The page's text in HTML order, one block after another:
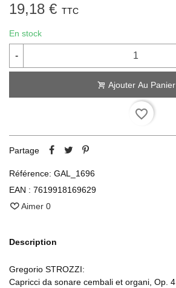
19,18 € TTC
En stock
-
Ajouter Au Panier
favorite_border
Partage
Référence: GAL_1696
EAN : 7619918169629
Aimer 0
Description
Gregorio STROZZI:
Capricci da sonare cembali et organi, Op. 4